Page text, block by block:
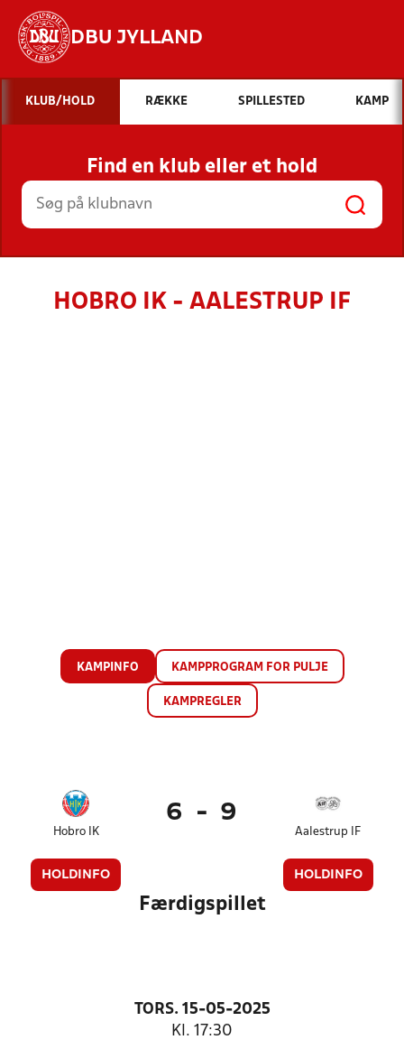
DBU JYLLAND
Hvad vil du søge efter?
INDHOLD OG NYHEDER
STILLINGER, RESULTATER, KLUBBER OG
HOLD
KLUB/HOLD RÆKKE SPILLESTED KAMP
Find en klub eller et hold
HOBRO IK - AALESTRUP IF
KAMPINFO KAMPPROGRAM FOR PULJE
KAMPREGLER
Hobro IK
HOLDINFO
6 - 9
Aalestrup IF
HOLDINFO
Færdigspillet
TORS. 15-05-2025
Kl. 17:30